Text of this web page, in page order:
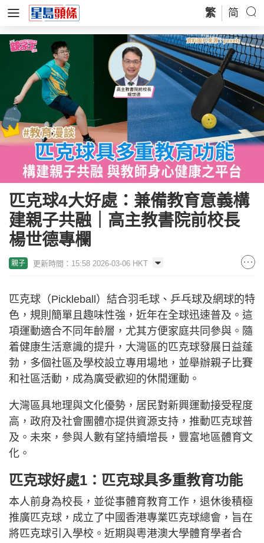
繁 简
匹克球4大好處：兼備教育意義構
建親子共融｜高主教書院前校長
楊世德專欄
親子 更新時間：15:58 2026-03-06 HKT
匹克球（Pickleball）結合羽毛球、乒乓球及網球的特
色，規則簡單且趣味性強，近年在全球迅速普及。這
項運動適合不同年齡層，尤其方便家庭共同參與。隨
着健康生活意識的提升，大灣區的匹克球發展日益蓬
勃，多個社區及學校設立專用場地，並舉辦親子比賽
和社區活動，成為廣受歡迎的休閒運動。
大灣區具地理與文化優勢，居民對新興運動接受程度
高，政府及社會團體亦提供資源支持，推動匹克球普
及。未來，參與人數有望持續增長，豐富地區體育文
化。
匹克球好處1：匹克球具多重教育功能
本人前身為校長，並從事體育教育工作，退休後積極
推廣匹克球，成立了中國香港專業匹克球總會，旨在
將匹克球引入學校。近期與粵港澳大學體育學者合